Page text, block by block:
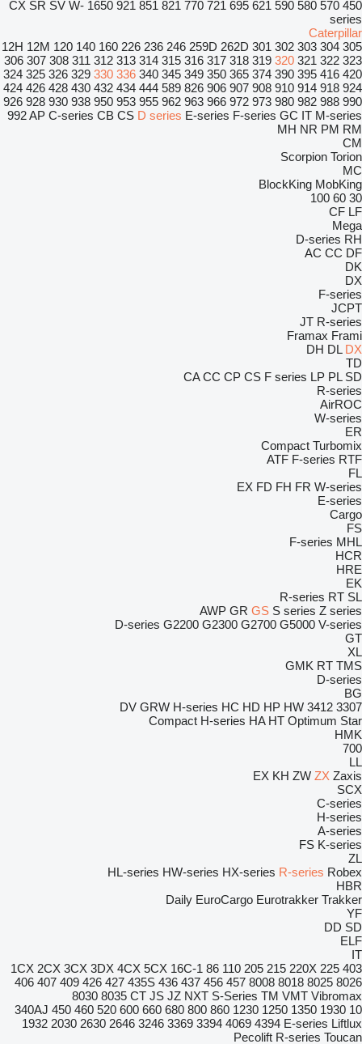
450
570
580
590
621
695
721
770
821
851
921
1650
CX SR SV W-
series
Caterpillar
12H 12M 120 140 160 226 236 246 259D 262D 301 302 303 304 305
306 307 308 311 312 313 314 315 316 317 318 319 320 321 322 323
324 325 326 329 330 336 340 345 349 350 365 374 390 395 416 420
424 426 428 430 432 434 444 589 826 906 907 908 910 914 918 924
926 928 930 938 950 953 955 962 963 966 972 973 980 982 988 990
992AP C-series CB CS D series E-series F-series GC IT M-series
MH NR PM RM
CM
Scorpion Torion
MC
BlockKing MobKing
30
60
100
CF LF
Mega
D-series RH
AC CC DF
DK
DX
F-series
JCPT
JT R-series
Framax Frami
DH DL DX
TD
CA CC CP CS F series LP PL SD
R-series
AirROC
W-series
ER
Compact Turbomix
ATF F-series RTF
FL
EX FD FH FR W-series
E-series
Cargo
FS
F-series MHL
HCR
HRE
EK
R-series RT SL
AWP GR GS S series Z series
D-series G2200 G2300 G2700 G5000 V-series
GT
XL
GMK RT TMS
D-series
BG
3307
3412
DV GRW H-series HC HD HP HW
Compact H-series HA HT Optimum Star
HMK
700
LL
EX KH ZW ZX Zaxis
SCX
C-series
H-series
A-series
FS K-series
ZL
HL-series HW-series HX-series R-series Robex
HBR
Daily EuroCargo Eurotrakker Trakker
YF
DD SD
ELF
IT
1CX 2CX 3CX 3DX 4CX 5CX 16C-1 86 110 205 215 220X 225 403
406 407 409 426 427 435S 436 437 456 457 8008 8018 8025 8026
8030 8035 CT JS JZ NXT S-Series TM VMT Vibromax
10
340AJ 450 460 520 600 660 680 800 860 1230 1250 1350 1930
1932 2030 2630 2646 3246 3369 3394 4069 4394 E-series Liftlux
Pecolift R-series Toucan